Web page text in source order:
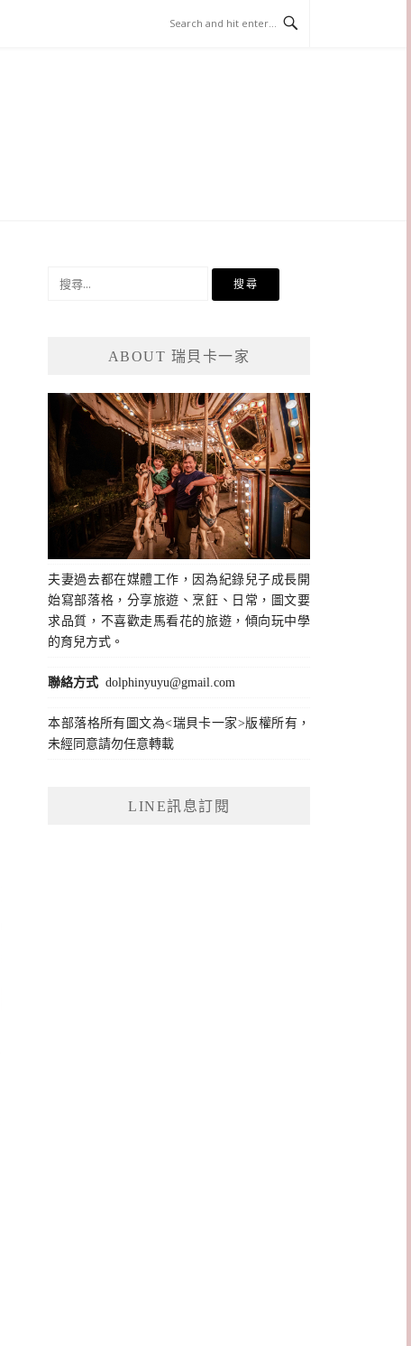
ABOUT 瑞貝卡一家
夫妻過去都在媒體工作，因為紀錄兒子成長開
始寫部落格，分享旅遊、烹飪、日常，圖文要
求品質，不喜歡走馬看花的旅遊，傾向玩中學
的育兒方式。
聯絡方式 dolphinyuyu@gmail.com
本部落格所有圖文為<瑞貝卡一家>版權所有，
未經同意請勿任意轉載
LINE訊息訂閱